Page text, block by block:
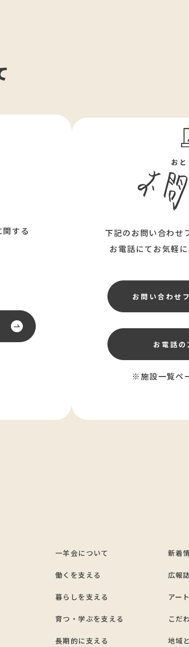
する
お
下記のお問い合わせ
お電話にてお気軽
お問い合わせ
お電話
※施設一覧ペ
一羊会について
働くを支える
暮らしを支える
育つ・学ぶを支える
長期的に支える
新着
広報
アー
こだ
地域